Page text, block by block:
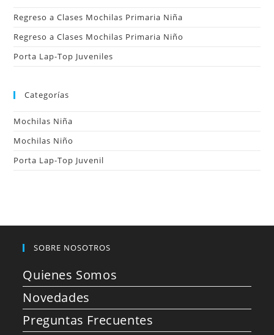
Regreso a Clases Mochilas Primaria Niña
Regreso a Clases Mochilas Primaria Niño
Porta Lap-Top Juveniles
Categorías
Mochilas Niña
Mochilas Niño
Porta Lap-Top Juvenil
SOBRE NOSOTROS
Quienes Somos
Novedades
Preguntas Frecuentes